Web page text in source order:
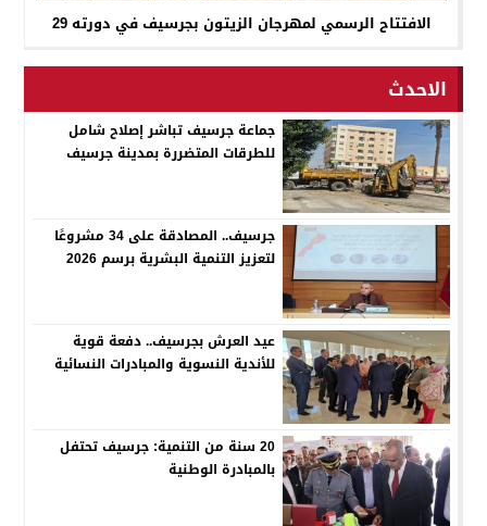
الافتتاح الرسمي لمهرجان الزيتون بجرسيف في دورته 29
الاحدث
جماعة جرسيف تباشر إصلاح شامل
للطرقات المتضررة بمدينة جرسيف
جرسيف.. المصادقة على 34 مشروعًا
لتعزيز التنمية البشرية برسم 2026
عيد العرش بجرسيف.. دفعة قوية
للأندية النسوية والمبادرات النسائية
20 سنة من التنمية: جرسيف تحتفل
بالمبادرة الوطنية